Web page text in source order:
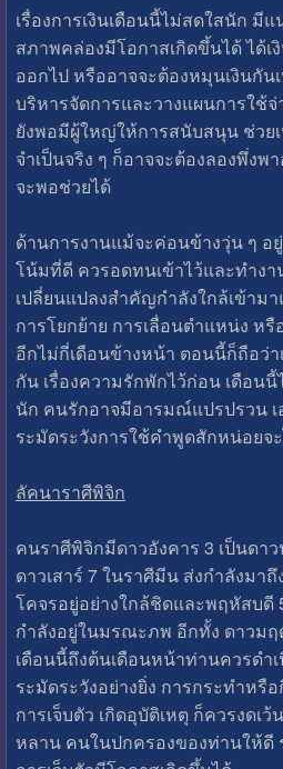
เรื่องการเงินเดือนนี้ไม่สดใสนัก มี
สภาพคล่องมีโอกาสเกิดขึ้นได้ ได้เ
ออกไป หรืออาจจะต้องหมุนเงินกั
บริหารจัดการและวางแผนการใช้
ยังพอมีผู้ใหญ่ให้การสนับสนุน ช่วย
จำเป็นจริง ๆ ก็อาจจะต้องลองพึ่ง
จะพอช่วยได้
ด้านการงานแม้จะค่อนข้างวุ่น ๆ อ
โน้มที่ดี ควรอดทนเข้าไว้และทำงา
เปลี่ยนแปลงสำคัญกำลังใกล้เข้าม
การโยกย้าย การเลื่อนตำแหน่ง ห
อีกไม่กี่เดือนข้างหน้า ตอนนี้ก็ถือว่
กัน เรื่องความรักพักไว้ก่อน เดือ
นัก คนรักอาจมีอารมณ์แปรปรวน เ
ระมัดระวังการใช้คำพูดสักหน่อยจ
ลัคนาราศีพิจิก
คนราศีพิจิกมีดาวอังคาร 3 เป็นดา
ดาวเสาร์ 7 ในราศีมีน ส่งกำลังมา
โคจรอยู่อย่างใกล้ชิดและพฤหัสบดี
กำลังอยู่ในมรณะภพ อีกทั้ง ดาวมฤ
เดือนนี้ถึงต้นเดือนหน้าท่านควรดำ
ระมัดระวังอย่างยิ่ง การกระทำหรื
การเจ็บตัว เกิดอุบัติเหตุ ก็ควรงดเ
หลาน คนในปกครองของท่านให้ดี